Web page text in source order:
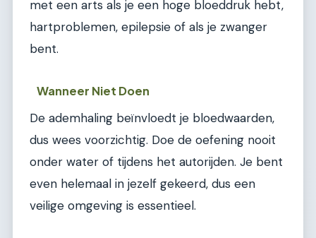
met een arts als je een hoge bloeddruk hebt,
hartproblemen, epilepsie of als je zwanger
bent.
Wanneer Niet Doen
De ademhaling beïnvloedt je bloedwaarden,
dus wees voorzichtig. Doe de oefening nooit
onder water of tijdens het autorijden. Je bent
even helemaal in jezelf gekeerd, dus een
veilige omgeving is essentieel.